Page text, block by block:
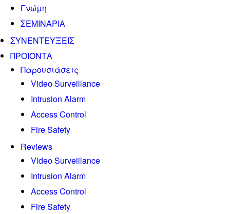
Γνώμη
ΣΕΜΙΝΑΡΙΑ
ΣΥΝΕΝΤΕΥΞΕΙΣ
ΠΡΟΙΟΝΤΑ
Παρουσιάσεις
Video Surveillance
Intrusion Alarm
Access Control
Fire Safety
Reviews
Video Surveillance
Intrusion Alarm
Access Control
Fire Safety